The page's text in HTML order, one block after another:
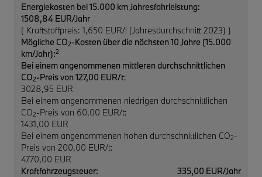
Energiekosten bei 15.000 km Jahresfahrleistung:
1508,84 EUR/Jahr
( Kraftstoffpreis: 1,650 EUR/l (Jahresdurchschnitt 2023) )
Mögliche CO2-Kosten über die nächsten 10 Jahre (15.000
km/Jahr):2
Bei einem angenommenen mittleren durchschnittlichen
CO2-Preis von 127,00 EUR/t:
3028,95 EUR
Bei einem angenommenen niedrigen durchschnittlichen
CO2-Preis von 60,00 EUR/t:
1431,00 EUR
Bei einem angenommenen hohen durchschnittlichen CO2-
Preis von 200,00 EUR/t:
4770,00 EUR
Kraftfahrzeugsteuer:
335,00 EUR/Jahr